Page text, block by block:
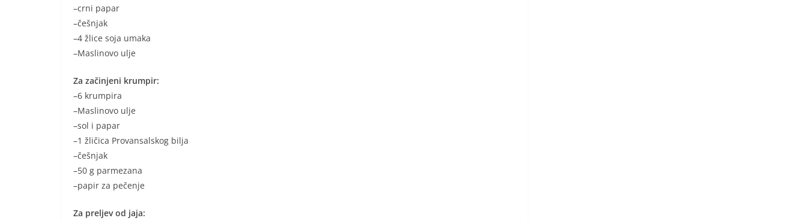
–crni papar
–češnjak
–4 žlice soja umaka
–Maslinovo ulje
Za začinjeni krumpir:
–6 krumpira
–Maslinovo ulje
–sol i papar
–1 žličica Provansalskog bilja
–češnjak
–50 g parmezana
–papir za pečenje
Za preljev od jaja: